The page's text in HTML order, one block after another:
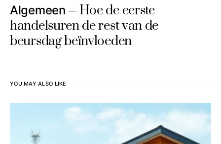
Algemeen
Hoe de eerste
handelsuren de rest van de
beursdag beïnvloeden
YOU MAY ALSO LIKE